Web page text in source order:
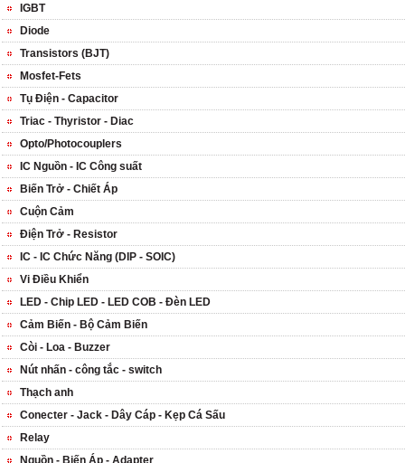
IGBT
Diode
Transistors (BJT)
Mosfet-Fets
Tụ Điện - Capacitor
Triac - Thyristor - Diac
Opto/Photocouplers
IC Nguồn - IC Công suất
Biến Trở - Chiết Áp
Cuộn Cảm
Điện Trở - Resistor
IC - IC Chức Năng (DIP - SOIC)
Vi Điều Khiển
LED - Chip LED - LED COB - Đèn LED
Cảm Biến - Bộ Cảm Biến
Còi - Loa - Buzzer
Nút nhấn - công tắc - switch
Thạch anh
Conecter - Jack - Dây Cáp - Kẹp Cá Sấu
Relay
Nguồn - Biến Áp - Adapter